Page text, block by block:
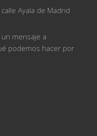
Ayala de Madrid
mensaje a
podemos hacer por